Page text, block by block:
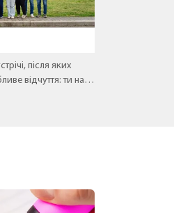
після яких
відчуття: ти на